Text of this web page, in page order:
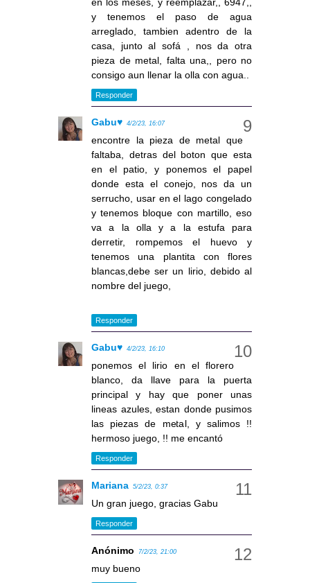
en los meses, y reemplazar,, 6947,,
y tenemos el paso de agua
arreglado, tambien adentro de la
casa, junto al sofá , nos da otra
pieza de metal, falta una,, pero no
consigo aun llenar la olla con agua..
Responder
Gabu♥ 4/2/23, 16:07
encontre la pieza de metal que
faltaba, detras del boton que esta
en el patio, y ponemos el papel
donde esta el conejo, nos da un
serrucho, usar en el lago congelado
y tenemos bloque con martillo, eso
va a la olla y a la estufa para
derretir, rompemos el huevo y
tenemos una plantita con flores
blancas,debe ser un lirio, debido al
nombre del juego,
Responder
Gabu♥ 4/2/23, 16:10
ponemos el lirio en el florero
blanco, da llave para la puerta
principal y hay que poner unas
lineas azules, estan donde pusimos
las piezas de metal, y salimos !!
hermoso juego, !! me encantó
Responder
Mariana 5/2/23, 0:37
Un gran juego, gracias Gabu
Responder
Anónimo 7/2/23, 21:00
muy bueno